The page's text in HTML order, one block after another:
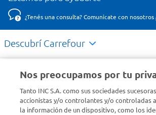
¿Tenés una consulta? Comunicate con nosotros
Descubrí Carrefour
Conocenos
Info útil
Nos preocupamos por tu
Tanto INC S.A. como sus sociedades
accionistas y/o controlantes y/o controladas
la información de un dispositivo, como los